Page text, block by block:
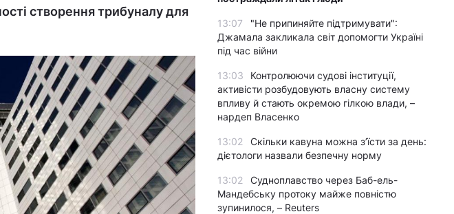
створення трибуналу для
13:07
"Не припиняйте підтримувати":
Джамала закликала світ допомогти Україні
під час війни
13:03
Контролюючи судові інституції,
активісти розбудовують власну систему
впливу й стають окремою гілкою влади, –
нардеп Власенко
13:02
Скільки кавуна можна з’їсти за день:
дієтологи назвали безпечну норму
13:02
Судноплавство через Баб-ель-
Мандебську протоку майже повністю
зупинилося, – Reuters